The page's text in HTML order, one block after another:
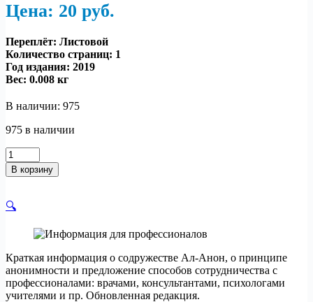
🔍
Краткая информация о содружестве Ал-Анон, о принципе
анонимности и предложение способов сотрудничества с
профессионалами: врачами, консультантами, психологами
учителями и пр. Обновленная редакция.
Цена: 20 руб.
Переплёт: Листовой
Количество страниц: 1
Год издания: 2019
Вес: 0.008 кг
В наличии: 975
975 в наличии
Количество
товара
Информация
профессионалов
В корзину